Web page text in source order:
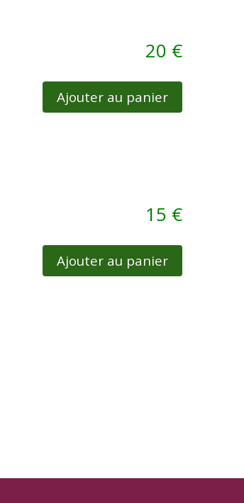
20 €
Ajouter au panier
15 €
Ajouter au panier